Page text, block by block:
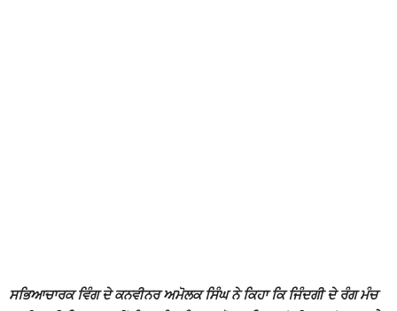
ਸਭਿਆਚਾਰਕ ਵਿੰਗ ਦੇ ਕਨਵੀਨਰ ਅਮੋਲਕ ਸਿੰਘ ਨੇ ਕਿਹਾ ਕਿ ਜਿੰਦਗੀ ਦੇ ਰੰਗ ਮੰਚ